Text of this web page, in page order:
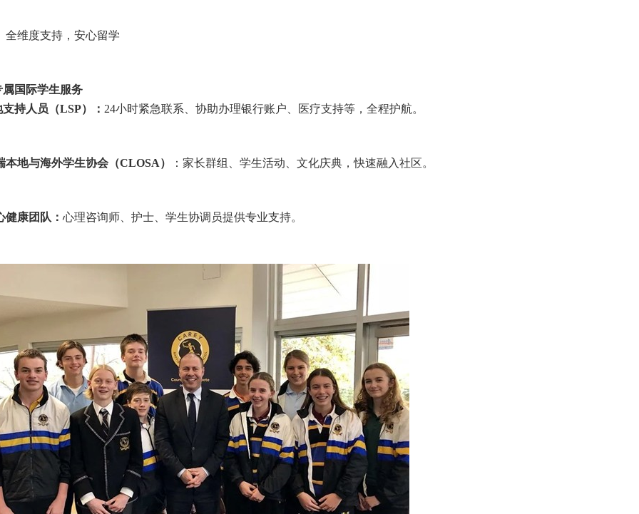
全维度支持，安心留学
属国际学生服务
支持人员（LSP）： 24小时紧急联系、协助办理银行账户、医疗支持等，全程护航。
本地与海外学生协会（CLOSA） ：家长群组、学生活动、文化庆典，快速融入社区。
健康团队： 心理咨询师、护士、学生协调员提供专业支持。